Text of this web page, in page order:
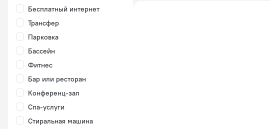
Бесплатный интернет
Трансфер
Парковка
Бассейн
Фитнес
Бар или ресторан
Конференц-зал
Спа-услуги
Стиральная машина